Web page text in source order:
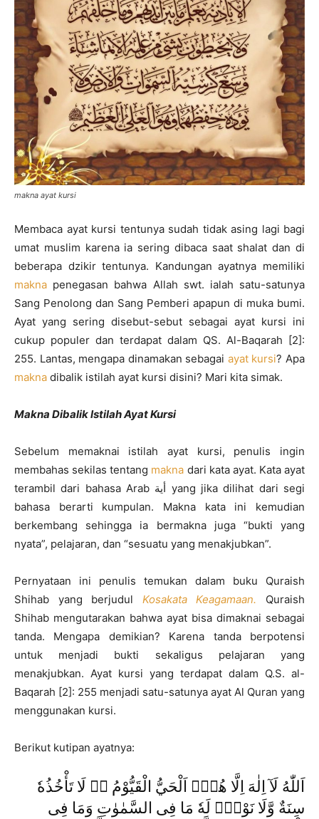
makna ayat kursi
Membaca ayat kursi tentunya sudah tidak asing lagi bagi
umat muslim karena ia sering dibaca saat shalat dan di
beberapa dzikir tentunya. Kandungan ayatnya memiliki
makna penegasan bahwa Allah swt. ialah satu-satunya
Sang Penolong dan Sang Pemberi apapun di muka bumi.
Ayat yang sering disebut-sebut sebagai ayat kursi ini
cukup populer dan terdapat dalam QS. Al-Baqarah [2]:
255. Lantas, mengapa dinamakan sebagai ayat kursi? Apa
makna dibalik istilah ayat kursi disini? Mari kita simak.
Makna Dibalik Istilah Ayat Kursi
Sebelum memaknai istilah ayat kursi, penulis ingin
membahas sekilas tentang makna dari kata ayat. Kata ayat
terambil dari bahasa Arab أية yang jika dilihat dari segi
bahasa berarti kumpulan. Makna kata ini kemudian
berkembang sehingga ia bermakna juga “bukti yang
nyata”, pelajaran, dan “sesuatu yang menakjubkan”.
Pernyataan ini penulis temukan dalam buku Quraish
Shihab yang berjudul Kosakata Keagamaan. Quraish
Shihab mengutarakan bahwa ayat bisa dimaknai sebagai
tanda. Mengapa demikian? Karena tanda berpotensi
untuk menjadi bukti sekaligus pelajaran yang
menakjubkan. Ayat kursi yang terdapat dalam Q.S. al-
Baqarah [2]: 255 menjadi satu-satunya ayat Al Quran yang
menggunakan kursi.
Berikut kutipan ayatnya:
اَللّٰهُ لَآ اِلٰهَ اِلَّا هُوَۚ اَلْحَيُّ الْقَيُّوْمُ ەۚ لَا تَأْخُذُهٗ
سِنَةٌ وَّلَا نَوْمٌۗ لَهٗ مَا فِى السَّمٰوٰتِ وَمَا فِى